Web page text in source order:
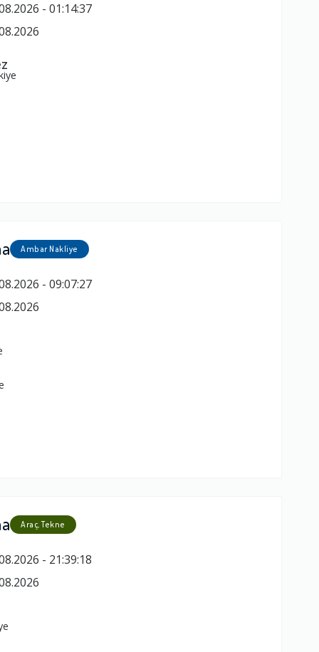
- 01:14:37
Ambar Nakliye
- 09:07:27
Araç, Tekne
- 21:39:18